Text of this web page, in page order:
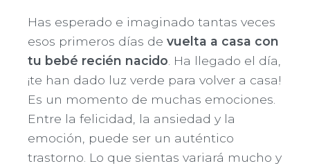
Has esperado e imaginado tantas veces
esos primeros días de vuelta a casa con
tu bebé recién nacido . Ha llegado el día,
¡te han dado luz verde para volver a casa!
Es un momento de muchas emociones.
Entre la felicidad, la ansiedad y la
emoción, puede ser un auténtico
trastorno. Lo que sientas variará mucho y